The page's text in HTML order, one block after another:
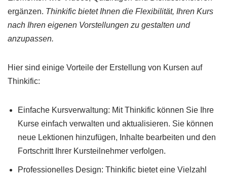
ergänzen. Thinkific bietet Ihnen die Flexibilität, Ihren Kurs
nach Ihren eigenen Vorstellungen zu gestalten und
anzupassen.
Hier sind einige Vorteile der Erstellung von Kursen auf
Thinkific:
Einfache Kursverwaltung: Mit Thinkific können Sie Ihre
Kurse einfach verwalten und aktualisieren. Sie können
neue Lektionen hinzufügen, Inhalte bearbeiten und den
Fortschritt Ihrer Kursteilnehmer verfolgen.
Professionelles Design: Thinkific bietet eine Vielzahl